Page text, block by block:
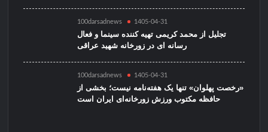
100darsadnews 1405-04-31
تجلیل از محمد کریمی تهیه کننده سینما و فعال
رسانه ای در زورخانه شهید عراقی
100darsadnews 1405-04-31
«رخصت پهلوان» تنها یک هفته‌نامه نیست؛ بخشی از
حافظه مکتوب ورزش زورخانه‌ای ایران است